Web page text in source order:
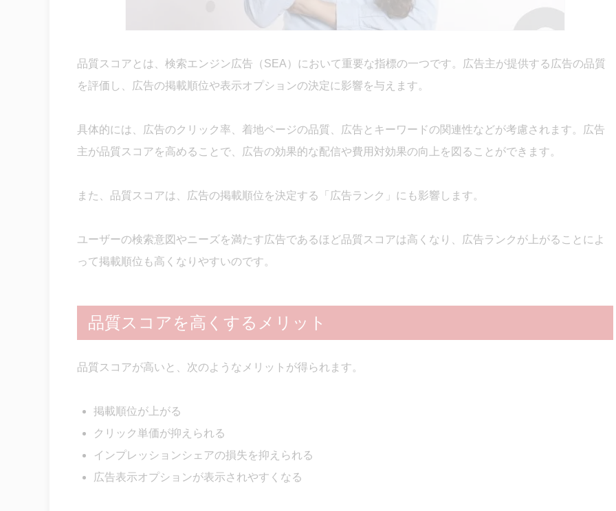
品質スコアとは、検索エンジン広告（SEA）において重要な指標の一つです。広告主が提供する広告の品質
を評価し、広告の掲載順位や表示オプションの決定に影響を与えます。
具体的には、広告のクリック率、着地ページの品質、広告とキーワードの関連性などが考慮されます。広告
主が品質スコアを高めることで、広告の効果的な配信や費用対効果の向上を図ることができます。
また、品質スコアは、広告の掲載順位を決定する「広告ランク」にも影響します。
ユーザーの検索意図やニーズを満たす広告であるほど品質スコアは高くなり、広告ランクが上がることによ
って掲載順位も高くなりやすいのです。
品質スコアを高くするメリット
品質スコアが高いと、次のようなメリットが得られます。
掲載順位が上がる
クリック単価が抑えられる
インプレッションシェアの損失を抑えられる
広告表示オプションが表示されやすくなる